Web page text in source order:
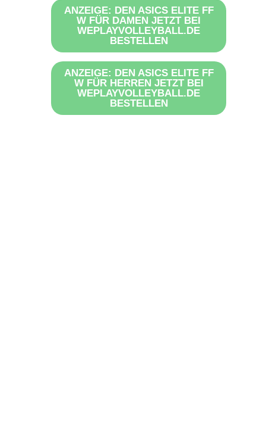
ANZEIGE: DEN ASICS ELITE FF
W FÜR DAMEN JETZT BEI
WEPLAYVOLLEYBALL.DE
BESTELLEN
ANZEIGE: DEN ASICS ELITE FF
W FÜR HERREN JETZT BEI
WEPLAYVOLLEYBALL.DE
BESTELLEN